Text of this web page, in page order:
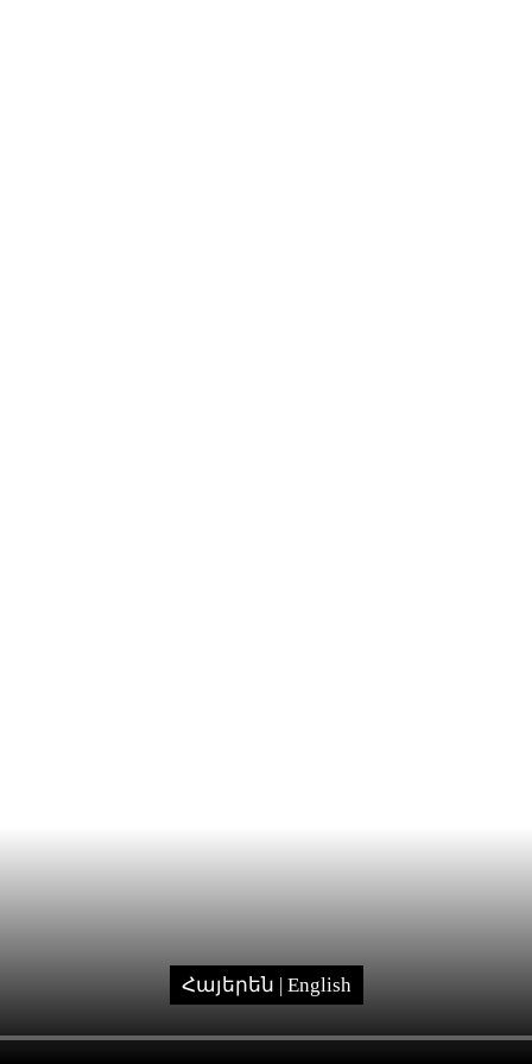
Հայերեն | English